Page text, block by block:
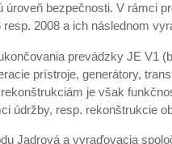
úroveň bezpečnosti. V rámci
resp. 2008 a ich následnom
prevádzky JE V1
prístroje, generátory,
je však
údržby, resp. rekonštrukcie
Jadrová a vyraďovacia